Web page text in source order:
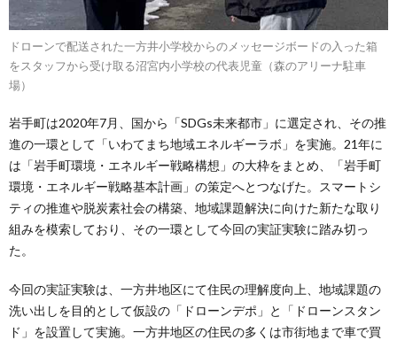
ドローンで配送された一方井小学校からのメッセージボードの入った箱
をスタッフから受け取る沼宮内小学校の代表児童（森のアリーナ駐車
場）
岩手町は2020年7月、国から「SDGs未来都市」に選定され、その推
進の一環として「いわてまち地域エネルギーラボ」を実施。21年に
は「岩手町環境・エネルギー戦略構想」の大枠をまとめ、「岩手町
環境・エネルギー戦略基本計画」の策定へとつなげた。スマートシ
ティの推進や脱炭素社会の構築、地域課題解決に向けた新たな取り
組みを模索しており、その一環として今回の実証実験に踏み切っ
た。
今回の実証実験は、一方井地区にて住民の理解度向上、地域課題の
洗い出しを目的として仮設の「ドローンデポ」と「ドローンスタン
ド」を設置して実施。一方井地区の住民の多くは市街地まで車で買